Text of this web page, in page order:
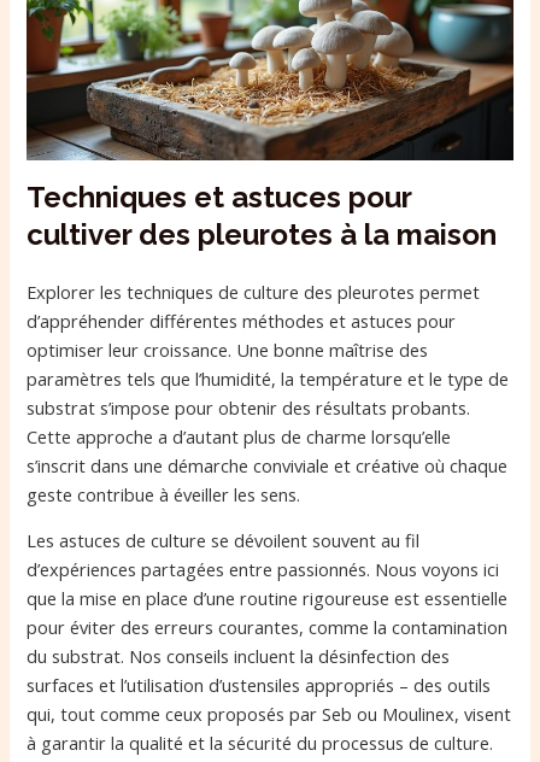
Techniques et astuces pour
cultiver des pleurotes à la maison
Explorer les techniques de culture des pleurotes permet
d’appréhender différentes méthodes et astuces pour
optimiser leur croissance. Une bonne maîtrise des
paramètres tels que l’humidité, la température et le type de
substrat s’impose pour obtenir des résultats probants.
Cette approche a d’autant plus de charme lorsqu’elle
s’inscrit dans une démarche conviviale et créative où chaque
geste contribue à éveiller les sens.
Les astuces de culture se dévoilent souvent au fil
d’expériences partagées entre passionnés. Nous voyons ici
que la mise en place d’une routine rigoureuse est essentielle
pour éviter des erreurs courantes, comme la contamination
du substrat. Nos conseils incluent la désinfection des
surfaces et l’utilisation d’ustensiles appropriés – des outils
qui, tout comme ceux proposés par Seb ou Moulinex, visent
à garantir la qualité et la sécurité du processus de culture.